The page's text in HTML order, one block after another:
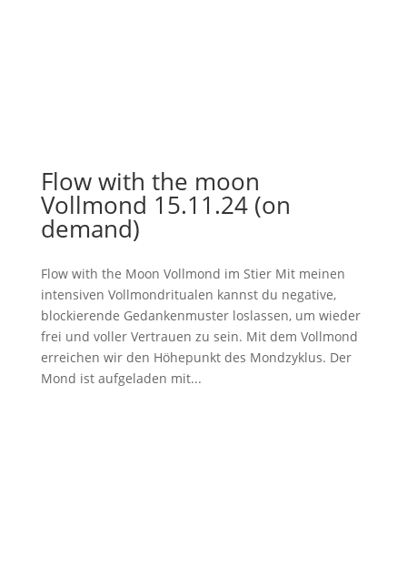
Flow with the moon
Vollmond 15.11.24 (on
demand)
Flow with the Moon Vollmond im Stier Mit meinen
intensiven Vollmondritualen kannst du negative,
blockierende Gedankenmuster loslassen, um wieder
frei und voller Vertrauen zu sein. Mit dem Vollmond
erreichen wir den Höhepunkt des Mondzyklus. Der
Mond ist aufgeladen mit...